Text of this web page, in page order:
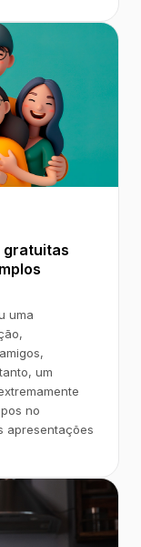
gratuitas
uma
um
no
apresentações